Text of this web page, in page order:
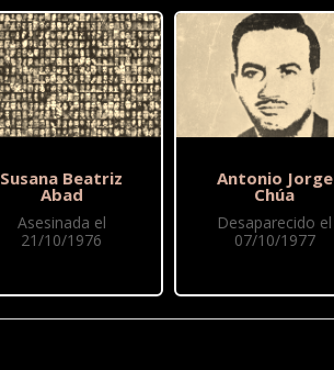
Susana Beatriz
Abad
Asesinada el
21/10/1976
Antonio Jorge
Chúa
Desaparecido el
07/10/1977